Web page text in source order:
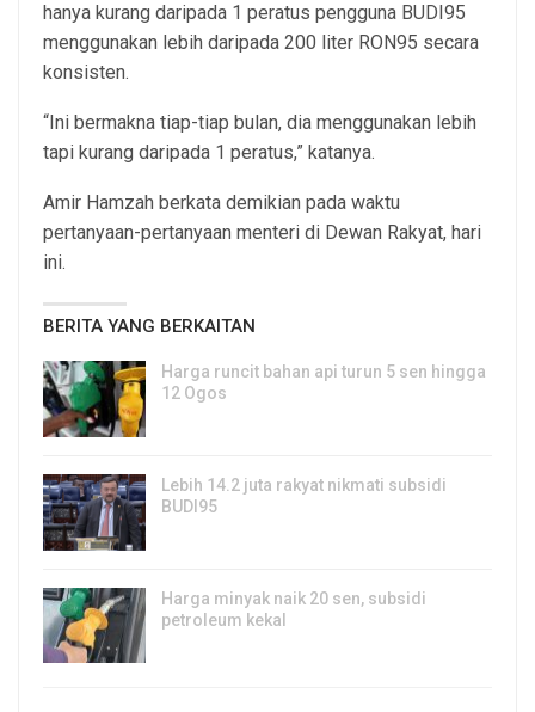
hanya kurang daripada 1 peratus pengguna BUDI95
menggunakan lebih daripada 200 liter RON95 secara
konsisten.
“Ini bermakna tiap-tiap bulan, dia menggunakan lebih
tapi kurang daripada 1 peratus,” katanya.
Amir Hamzah berkata demikian pada waktu
pertanyaan-pertanyaan menteri di Dewan Rakyat, hari
ini.
BERITA YANG BERKAITAN
Harga runcit bahan api turun 5 sen hingga
12 Ogos
Lebih 14.2 juta rakyat nikmati subsidi
BUDI95
Harga minyak naik 20 sen, subsidi
petroleum kekal